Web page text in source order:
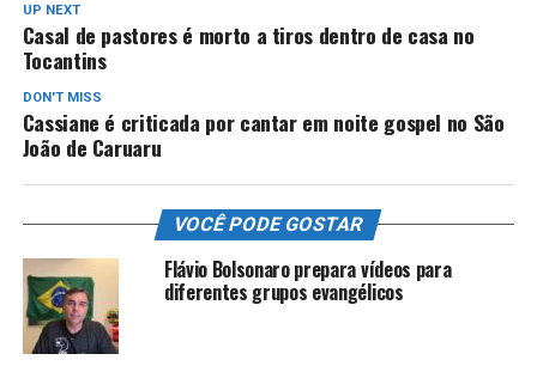
UP NEXT
Casal de pastores é morto a tiros dentro de casa no
Tocantins
DON'T MISS
Cassiane é criticada por cantar em noite gospel no São
João de Caruaru
VOCÊ PODE GOSTAR
Flávio Bolsonaro prepara vídeos para
diferentes grupos evangélicos